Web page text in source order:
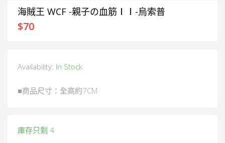
海賊王 WCF -親子の血筋ⅠⅠ-烏索普
$70
Availability: In Stock
■商品尺寸：全高約7CM
庫存只剩 4